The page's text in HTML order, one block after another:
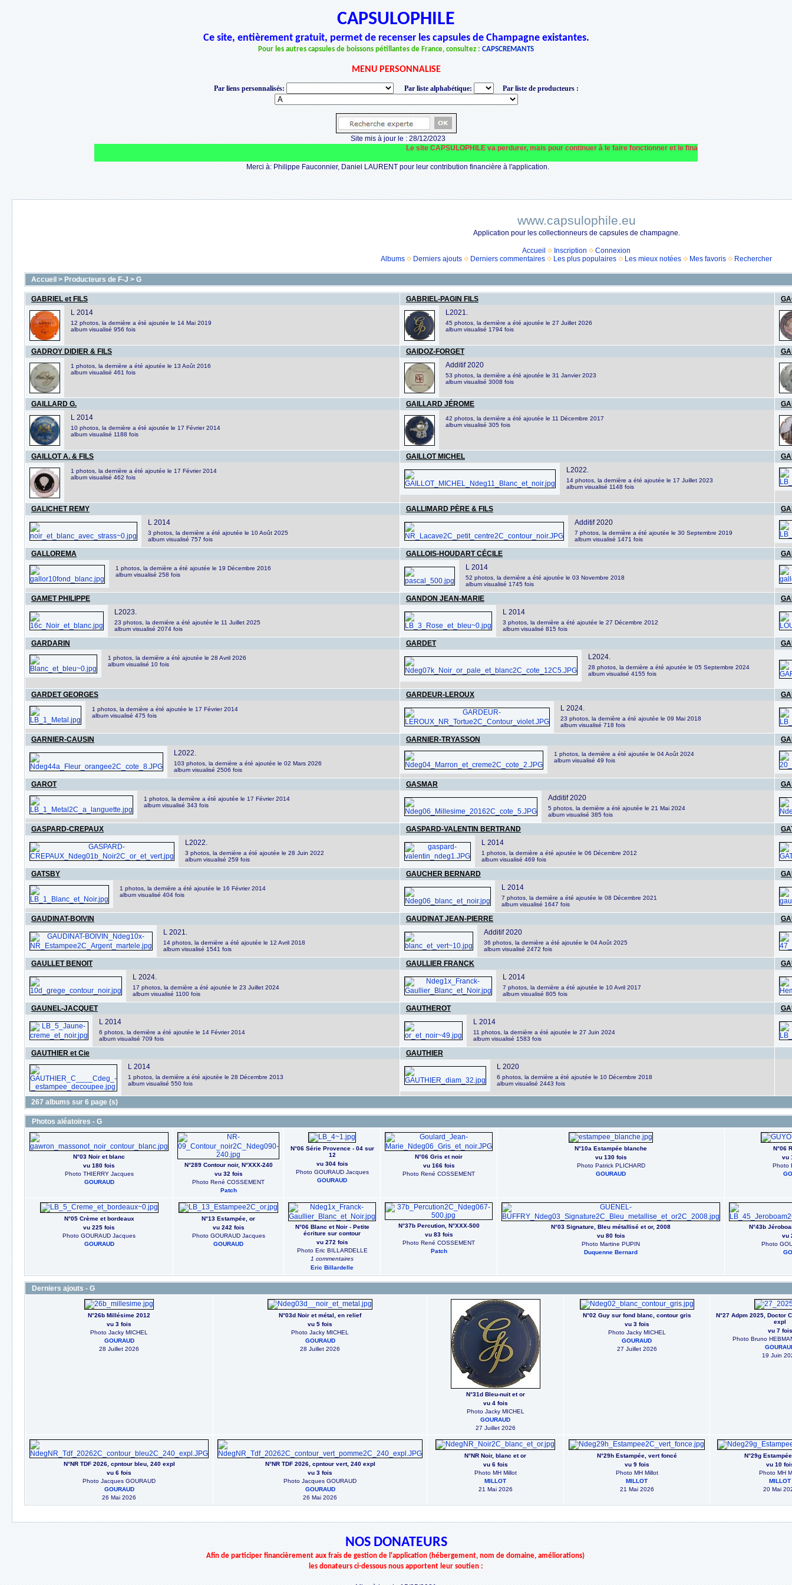
CAPSULOPHILE
Ce site, entièrement gratuit, permet de recenser les capsules de Champagne existantes.
Pour les autres capsules de boissons pétillantes de France, consultez : CAPSCREMANTS
MENU PERSONNALISE
Par liens personnalisés: Par liste alphabétique: Par liste de producteurs :
Site mis à jour le : 28/12/2023
Le site CAPSULOPHILE va perdurer, mais pour continuer à le faire fonctionner et le financer nous avons besoin de
Merci à: Philippe Fauconnier, Daniel LAURENT pour leur contribution financière à l'application.
www.capsulophile.eu
Application pour les collectionneurs de capsules de champagne.
Accueil Inscription
Connexion
Albums
Derniers ajouts Derniers commentaires Les plus populaires Les mieux notées Mes favoris Rechercher
Accueil > Producteurs de F-J > G
GABRIEL et FILS
L 2014
12 photos, la dernière a été ajoutée le 14 Mai 2019
album visualisé 956 fois
GABRIEL-PAGIN FILS
L2021.
45 photos, la dernière a été ajoutée le 27 Juillet 2026
album visualisé 1794 fois
GADROY DIDIER & FILS
1 photos, la dernière a été ajoutée le 13 Août 2016
album visualisé 461 fois
GAIDOZ-FORGET
Additif 2020
53 photos, la dernière a été ajoutée le 31 Janvier 2023
album visualisé 3008 fois
GAILLARD G.
L 2014
10 photos, la dernière a été ajoutée le 17 Février 2014
album visualisé 1188 fois
GAILLARD JÉROME
42 photos, la dernière a été ajoutée le 11 Décembre 2017
album visualisé 305 fois
GAILLOT A. & FILS
1 photos, la dernière a été ajoutée le 17 Février 2014
album visualisé 462 fois
GAILLOT MICHEL
L2022.
14 photos, la dernière a été ajoutée le 17 Juillet 2023
album visualisé 1148 fois
GALICHET REMY
L 2014
3 photos, la dernière a été ajoutée le 10 Août 2025
album visualisé 757 fois
GALLIMARD PÈRE & FILS
Additif 2020
7 photos, la dernière a été ajoutée le 30 Septembre 2019
album visualisé 1471 fois
GALLOREMA
1 photos, la dernière a été ajoutée le 19 Décembre 2016
album visualisé 258 fois
GALLOIS-HOUDART CÉCILE
L 2014
52 photos, la dernière a été ajoutée le 03 Novembre 2018
album visualisé 1745 fois
GAMET PHILIPPE
L2023.
23 photos, la dernière a été ajoutée le 11 Juillet 2025
album visualisé 2074 fois
GANDON JEAN-MARIE
L 2014
3 photos, la dernière a été ajoutée le 27 Décembre 2012
album visualisé 815 fois
GARDARIN
1 photos, la dernière a été ajoutée le 28 Avril 2026
album visualisé 10 fois
GARDET
L2024.
28 photos, la dernière a été ajoutée le 05 Septembre 2024
album visualisé 4155 fois
GARDET GEORGES
1 photos, la dernière a été ajoutée le 17 Février 2014
album visualisé 475 fois
GARDEUR-LEROUX
L 2024.
23 photos, la dernière a été ajoutée le 09 Mai 2018
album visualisé 718 fois
GARNIER-CAUSIN
L2022.
103 photos, la dernière a été ajoutée le 02 Mars 2026
album visualisé 2506 fois
GARNIER-TRYASSON
1 photos, la dernière a été ajoutée le 04 Août 2024
album visualisé 49 fois
GAROT
1 photos, la dernière a été ajoutée le 17 Février 2014
album visualisé 343 fois
GASMAR
Additif 2020
5 photos, la dernière a été ajoutée le 21 Mai 2024
album visualisé 385 fois
GASPARD-CREPAUX
L2022.
3 photos, la dernière a été ajoutée le 28 Juin 2022
album visualisé 259 fois
GASPARD-VALENTIN BERTRAND
L 2014
1 photos, la dernière a été ajoutée le 06 Décembre 2012
album visualisé 469 fois
GATSBY
1 photos, la dernière a été ajoutée le 16 Février 2014
album visualisé 404 fois
GAUCHER BERNARD
L 2014
7 photos, la dernière a été ajoutée le 08 Décembre 2021
album visualisé 1647 fois
GAUDINAT-BOIVIN
L 2021.
14 photos, la dernière a été ajoutée le 12 Avril 2018
album visualisé 1541 fois
GAUDINAT JEAN-PIERRE
Additif 2020
36 photos, la dernière a été ajoutée le 04 Août 2025
album visualisé 2472 fois
GAULLET BENOIT
L 2024.
17 photos, la dernière a été ajoutée le 23 Juillet 2024
album visualisé 1100 fois
GAULLIER FRANCK
L 2014
7 photos, la dernière a été ajoutée le 10 Avril 2017
album visualisé 805 fois
GAUNEL-JACQUET
L 2014
6 photos, la dernière a été ajoutée le 14 Février 2014
album visualisé 709 fois
GAUTHEROT
L 2014
11 photos, la dernière a été ajoutée le 27 Juin 2024
album visualisé 1583 fois
GAUTHIER et Cie
L 2014
1 photos, la dernière a été ajoutée le 28 Décembre 2013
album visualisé 550 fois
GAUTHIER
L 2020
6 photos, la dernière a été ajoutée le 10 Décembre 2018
album visualisé 2443 fois
267 albums sur 6 page (s)
Photos aléatoires - G
N°03 Noir et blanc
vu 180 fois
Photo THIERRY Jacques
GOURAUD
N°289 Contour noir, N°XXX-240
vu 32 fois
Photo René COSSEMENT
Patch
N°06 Série Provence - 04 sur
12
vu 304 fois
Photo GOURAUD Jacques
GOURAUD
N°06 Gris et noir
vu 166 fois
Photo René COSSEMENT
N°10a Estampée blanche
vu 130 fois
Photo Patrick PLICHARD
GOURAUD
N°06
vu
Photo
N°05 Crème et bordeaux
vu 225 fois
Photo GOURAUD Jacques
GOURAUD
N°13 Estampée, or
vu 242 fois
Photo GOURAUD Jacques
GOURAUD
N°06 Blanc et Noir - Petite
écriture sur contour
vu 272 fois
Photo Eric BILLARDELLE
1 commentaires
Eric Billardelle
N°37b Percution, N°XXX-500
vu 83 fois
Photo René COSSEMENT
Patch
N°03 Signature, Bleu métallisé et or, 2008
vu 80 fois
Photo Martine PUPIN
Duquenne Bernard
N°43b
vu
Photo
Derniers ajouts - G
N°26b Millésime 2012
vu 3 fois
Photo Jacky MICHEL
GOURAUD
28 Juillet 2026
N°03d Noir et métal, en relief
vu 5 fois
Photo Jacky MICHEL
GOURAUD
28 Juillet 2026
N°31d Bleu-nuit et or
vu 4 fois
Photo Jacky MICHEL
GOURAUD
27 Juillet 2026
N°02 Guy sur fond blanc, contour gris
vu 3 fois
Photo Jacky MICHEL
GOURAUD
27 Juillet 2026
N°27 Adpm 2025, Doctor
expl
vu 7 fois
Photo Bruno
19 Juin
N°NR TDF 2026, cpntour bleu, 240 expl
vu 6 fois
Photo Jacques GOURAUD
GOURAUD
26 Mai 2026
N°NR TDF 2026, cpntour vert, 240 expl
vu 3 fois
Photo Jacques GOURAUD
GOURAUD
26 Mai 2026
N°NR Noir, blanc et or
vu 6 fois
Photo MH Millot
MILLOT
21 Mai 2026
N°29h Estampée, vert foncé
vu 9 fois
Photo MH Millot
MILLOT
21 Mai 2026
N°29g
vu 10
Photo MH
MILLOT
20 Mai
NOS DONATEURS
Afin de participer financièrement aux frais de gestion de l'application (hébergement, nom de domaine, améliorations)
les donateurs ci-dessous nous apportent leur soutien :